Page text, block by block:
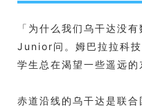
「为什么我们乌干达没
Junior问。姆巴拉拉科
学生总在渴望一些遥远的
赤道沿线的乌干达是联